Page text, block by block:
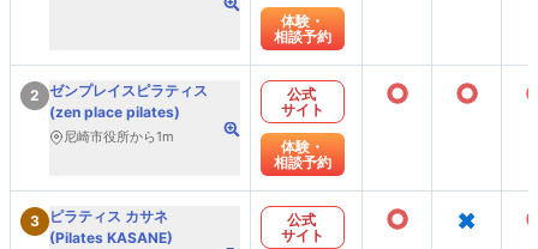
体験・
相談予約
2 ゼンプレイスピラティス
(zen place pilates)
尼崎市役所から1m
公式
サイト
体験・
相談予約
○ ○
3
ピラティス カサネ
(Pilates KASANE)
公式
サイト
○ ×